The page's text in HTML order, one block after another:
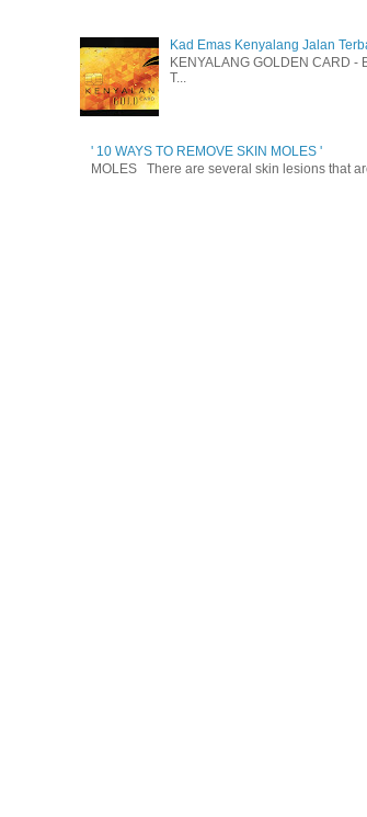
Kad Emas Kenyalang Jalan
KENYALANG GOLDEN CARD
T...
' 10 WAYS TO REMOVE SKIN MOLES '
MOLES There are several skin lesions that